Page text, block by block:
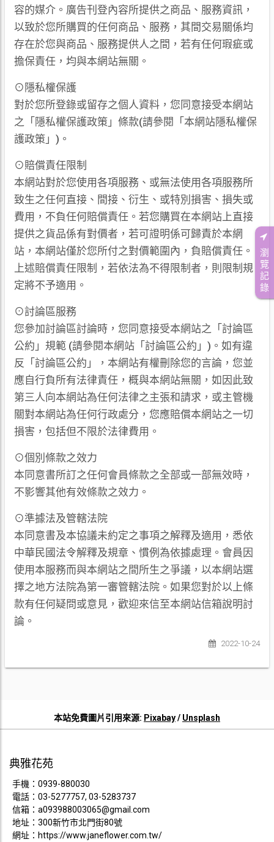
容的媒介。廣告刊登內容所提供之商品、服務資訊，
以致於您所購買的任何商品、服務，其間交易關係均
存在於您與商品、服務提供人之間，若有任何瑕疵或
擔保責任，均與本網站無關。
⊙隱私權保護
對於您所登錄或留存之個人資料，您同意接受本網站
之「隱私權保護政策」條款(請參閱「本網站隱私權保
護政策」)。
⊙賠償責任限制
本網站對於您使用各項服務、或無法使用各項服務所
致生之任何直接、間接、衍生、或特別損害、損失或
費用，不負任何賠償責任。若您購買在本網站上直接
提供之貨品係有對價者，若可證明係可歸責於本網
站，本網站僅於您所付之對價範圍內，負賠償責任。
上述賠償責任限制，若依法為不得限制者，則限制規
定將不予適用。
⊙討論區服務
您參加討論區討論時，您同意接受本網站之「討論區
公約」規範 (請參閱本網站「討論區公約」)。如有違
反「討論區公約」，本網站有權刪除您的言論，您並
應自行負所有法律責任，概與本網站無關，如因此致
第三人向本網站為任何法律之主張和請求，或主管機
關對本網站為任何行政處分，您應賠償本網站之一切
損害，包括但不限於法律費用。
⊙個別條款之效力
本同意書所訂之任何會員條款之全部或一部無效時，
不影響其他有效條款之效力。
⊙準據法及管轄法院
本同意書及本協議未約定之事項之解釋及適用，悉依
中華民國法令解釋及規章、慣例為依據處理。會員因
使用本服務而與本網站之間所生之爭議，以本網站選
擇之地方法院為第一審管轄法院。如果您對於以上條
款有任何疑問或意見，歡迎來信至本網站信箱說明討
論。
2022-10-24
本站免費圖片引用來源: Pixabay/ Unsplash
典雅花苑
手機： 0939-880030
電話： 03-5277757, 03-5283737
信箱： a093988003065@gmail.com
地址：300新竹市北門街80號
網址： https://www.janeflower.com.tw/
瀏
覽
記
錄